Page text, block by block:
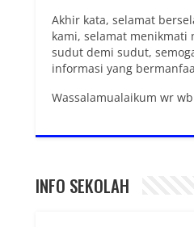
Akhir kata, selamat
kami, selamat menikmati
sudut demi sudut,
informasi yang
Wassalamualaikum wr
INFO SEKOLAH